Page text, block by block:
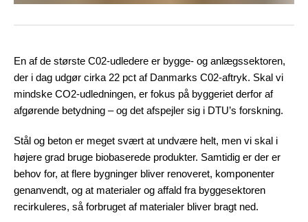
En af de største C02-udledere er bygge- og anlægssektoren,
der i dag udgør cirka 22 pct af Danmarks C02-aftryk. Skal vi
mindske CO2-udledningen, er fokus på byggeriet derfor af
afgørende betydning – og det afspejler sig i DTU’s forskning.
Stål og beton er meget svært at undvære helt, men vi skal i
højere grad bruge biobaserede produkter. Samtidig er der er
behov for, at flere bygninger bliver renoveret, komponenter
genanvendt, og at materialer og affald fra byggesektoren
recirkuleres, så forbruget af materialer bliver bragt ned.